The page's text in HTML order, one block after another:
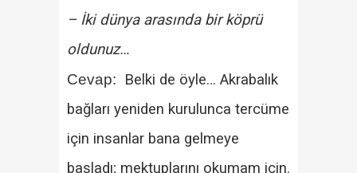
– İki dünya arasında bir köprü
oldunuz…
Cevap: Belki de öyle… Akrabalık
bağları yeniden kurulunca tercüme
için insanlar bana gelmeye
başladı; mektuplarını okumam için.